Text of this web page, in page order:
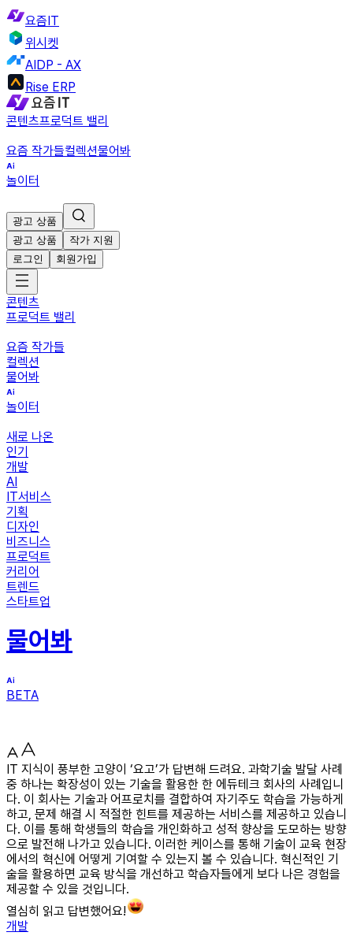
요즘IT
위시켓
AIDP - AX
Rise ERP
콘텐츠프로덕트 밸리
요즘 작가들컬렉션물어봐
놀이터
광고 상품
광고 상품
작가 지원
로그인
회원가입
콘텐츠
프로덕트 밸리
요즘 작가들
컬렉션
물어봐
놀이터
새로 나온
인기
개발
AI
IT서비스
기획
디자인
비즈니스
프로덕트
커리어
트렌드
스타트업
물어봐
BETA
IT 지식이 풍부한 고양이 ‘요고’가 답변해 드려요. 과학기술 발달 사례
중 하나는 확장성이 있는 기술을 활용한 한 에듀테크 회사의 사례입니
다. 이 회사는 기술과 어프로치를 결합하여 자기주도 학습을 가능하게
하고, 문제 해결 시 적절한 힌트를 제공하는 서비스를 제공하고 있습니
다. 이를 통해 학생들의 학습을 개인화하고 성적 향상을 도모하는 방향
으로 발전해 나가고 있습니다. 이러한 케이스를 통해 기술이 교육 현장
에서의 혁신에 어떻게 기여할 수 있는지 볼 수 있습니다. 혁신적인 기
술을 활용하면 교육 방식을 개선하고 학습자들에게 보다 나은 경험을
제공할 수 있을 것입니다.
열심히 읽고 답변했어요!
개발